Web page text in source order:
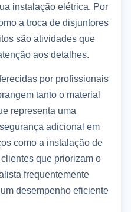
instalação elétrica. Por
a troca de disjuntores
são atividades que
aos detalhes.
por profissionais
tanto o material
representa uma
adicional em
como a instalação de
que priorizam o
frequentemente
desempenho eficiente